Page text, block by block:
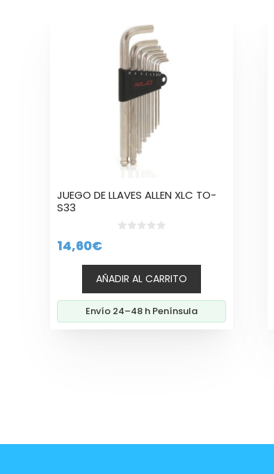
JUEGO DE LLAVES ALLEN XLC TO-
S33
5
14,60€
AÑADIR AL CARRITO
Envío 24–48 h Península